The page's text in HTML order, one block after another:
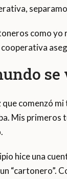
como yo
que comenzó
Mis primeros
hice una
“cartonero”.